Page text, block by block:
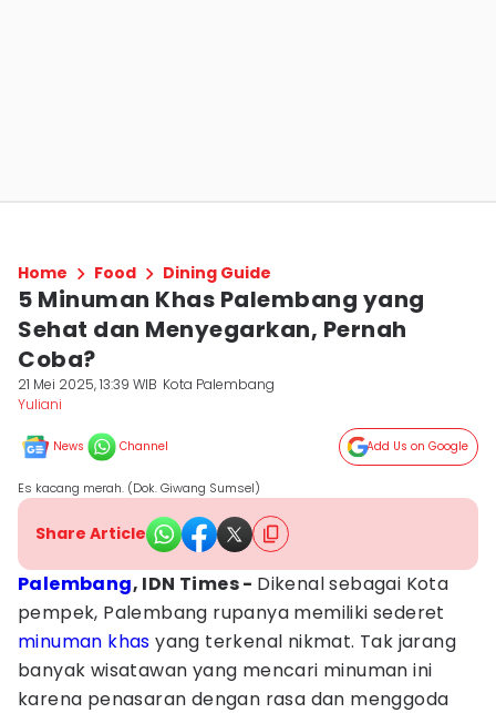
Home Food Dining Guide
5 Minuman Khas Palembang yang
Sehat dan Menyegarkan, Pernah
Coba?
21 Mei 2025, 13:39 WIB Kota Palembang
Yuliani
News Channel Add Us on Google
Es kacang merah. (Dok. Giwang Sumsel)
Share Article
Palembang, IDN Times - Dikenal sebagai Kota
pempek, Palembang rupanya memiliki sederet
minuman khas yang terkenal nikmat. Tak jarang
banyak wisatawan yang mencari minuman ini
karena penasaran dengan rasa dan menggoda